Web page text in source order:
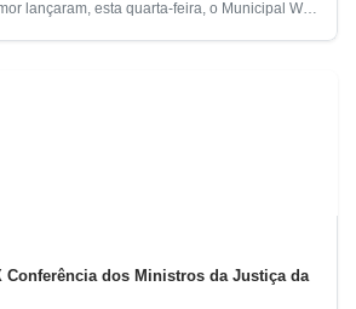
lançaram, esta quarta-feira, o Municipal War,
Conferência dos Ministros da Justiça da